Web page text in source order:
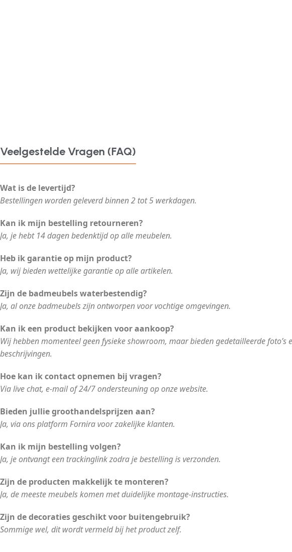
Veelgestelde Vragen (FAQ)
Wat is de levertijd?
Bestellingen worden geleverd binnen 2 tot 5 werkdagen.
Kan ik mijn bestelling retourneren?
Ja, je hebt 14 dagen bedenktijd op alle meubelen.
Heb ik garantie op mijn product?
Ja, wij bieden wettelijke garantie op alle artikelen.
Zijn de badmeubels waterbestendig?
Ja, al onze badmeubels zijn ontworpen voor vochtige omgevingen.
Kan ik een product bekijken voor aankoop?
Wij hebben momenteel geen fysieke showroom, maar bieden gedetailleerde foto’s
beschrijvingen.
Hoe kan ik contact opnemen bij vragen?
Via live chat, e-mail of 24/7 ondersteuning op onze website.
Bieden jullie groothandelsprijzen aan?
Ja, via ons platform Fornira voor zakelijke klanten.
Kan ik mijn bestelling volgen?
Ja, je ontvangt een trackinglink zodra je bestelling is verzonden.
Zijn de producten makkelijk te monteren?
Ja, de meeste meubels komen met duidelijke montage-instructies.
Zijn de decoraties geschikt voor buitengebruik?
Sommige wel, dit wordt vermeld bij het product zelf.